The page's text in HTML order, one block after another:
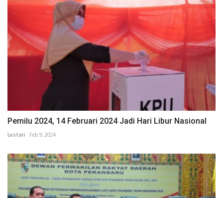
Pemilu 2024, 14 Februari 2024 Jadi Hari Libur Nasional
Lestari Feb 9, 2024